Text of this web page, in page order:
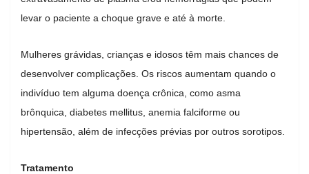
levar o paciente a choque grave e até à morte.
Mulheres grávidas, crianças e idosos têm mais chances de
desenvolver complicações. Os riscos aumentam quando o
indivíduo tem alguma doença crônica, como asma
brônquica, diabetes mellitus, anemia falciforme ou
hipertensão, além de infecções prévias por outros sorotipos.
Tratamento